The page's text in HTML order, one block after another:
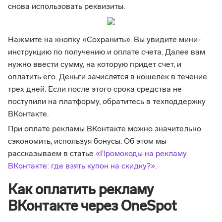
снова использовать реквизиты.
Нажмите на кнопку «Сохранить». Вы увидите мини-
инструкцию по получению и оплате счета. Далее вам
нужно ввести сумму, на которую придет счет, и
оплатить его. Деньги зачислятся в кошелек в течение
трех дней. Если после этого срока средства не
поступили на платформу, обратитесь в техподдержку
ВКонтакте.
При оплате рекламы ВКонтакте можно значительно
сэкономить, используя бонусы. Об этом мы
рассказываем в статье «Промокоды на рекламу
ВКонтакте: где взять купон на скидку?».
Как оплатить рекламу
ВКонтакте через OneSpot